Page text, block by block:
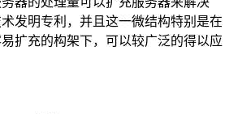
发明专利，并且这一微结构特别是在
扩充的构架下，可以较广泛的得以应